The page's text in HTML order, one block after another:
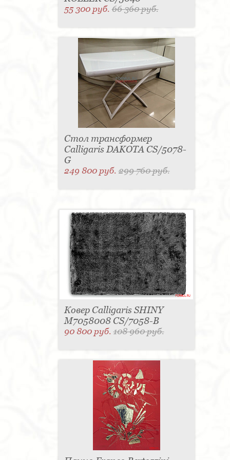
55 300 руб.66 360 руб.
Стол трансформер
Calligaris DAKOTA CS/5078-
G
249 800 руб.299 760 руб.
Ковер Calligaris SHINY
M7058008 CS/7058-B
90 800 руб.108 960 руб.